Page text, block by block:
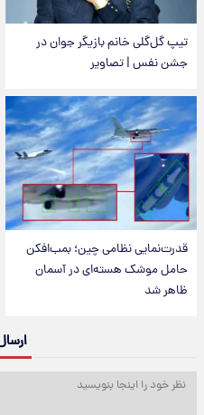
تیپ گل‌گلی خانم بازیگر جوان در
جشن نفس | تصاویر
قدرت‌نمایی نظامی چین؛ بمب‌افکن
حامل موشک هسته‌ای در آسمان
ظاهر شد